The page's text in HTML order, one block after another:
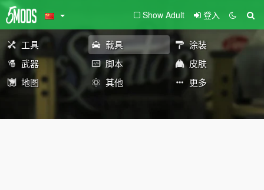
Show Adult 登入
工具 载具
涂装
武器
脚本
皮肤
地图
其他 更多